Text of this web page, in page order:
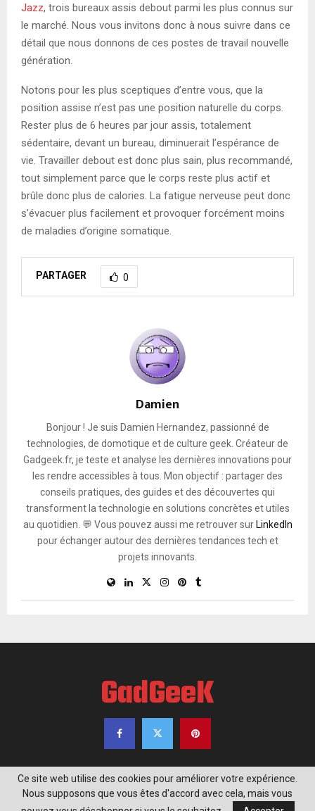
Jazz, trois bureaux assis debout parmi les plus connus sur
le marché. Nous vous invitons donc à nous suivre dans ce
détail que nous donnons de ces postes de travail nouvelle
génération.
Notons pour les plus sceptiques d’entre vous, que la
position assise n’est pas une position naturelle du corps.
Rester plus de 6 heures par jour assis, totalement
sédentaire, devant un bureau, diminuerait l’espérance de
vie. Travailler debout est donc plus sain, plus recommandé,
tout simplement parce que le corps reste plus actif et
brûle donc plus de calories. La fatigue nerveuse peut donc
s’évacuer plus facilement et provoquer forcément moins
de maladies d’origine somatique.
PARTAGER 0
Damien
Bonjour ! Je suis Damien Hernandez, passionné de
technologies, de domotique et de culture geek. Créateur de
Gadgeek.fr, je teste et analyse les dernières innovations pour
les rendre accessibles à tous. Mon objectif : partager des
conseils pratiques, des guides et des découvertes qui
transforment la technologie en solutions concrètes et utiles
au quotidien. 💬 Vous pouvez aussi me retrouver surLinkedIn
pour échanger autour des dernières tendances tech et
projets innovants.
GadGeeK
@2020 - www.gadgeek.fr. Tous droits réservés.
Ce site web utilise des cookies pour améliorer votre expérience.
Nous supposons que vous êtes d'accord avec cela, mais vous